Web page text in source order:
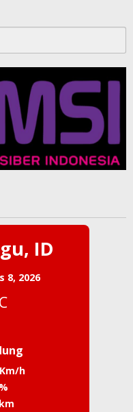
ID
8, 2026
h